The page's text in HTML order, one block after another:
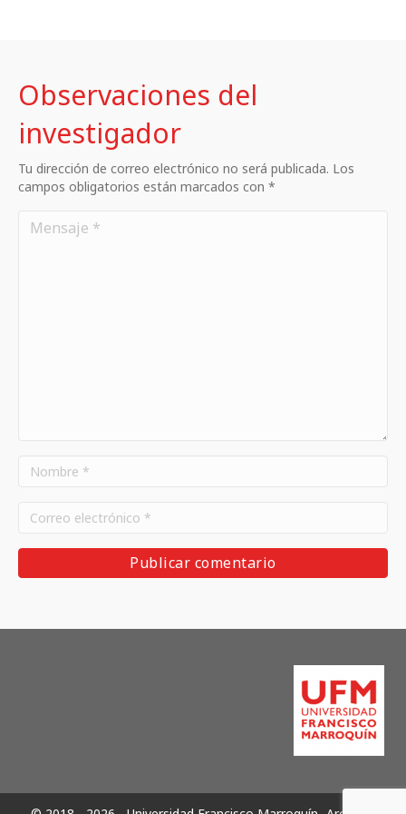
Observaciones del
investigador
Tu dirección de correo electrónico no será publicada. Los
campos obligatorios están marcados con *